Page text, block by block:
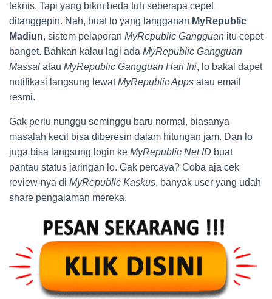
teknis. Tapi yang bikin beda tuh seberapa cepet
ditanggepin. Nah, buat lo yang langganan MyRepublic
Madiun, sistem pelaporan MyRepublic Gangguan itu cepet
banget. Bahkan kalau lagi ada MyRepublic Gangguan
Massal atau MyRepublic Gangguan Hari Ini, lo bakal dapet
notifikasi langsung lewatMyRepublic Apps atau email
resmi.
Gak perlu nunggu seminggu baru normal, biasanya
masalah kecil bisa diberesin dalam hitungan jam. Dan lo
juga bisa langsung login ke MyRepublic Net ID buat
pantau status jaringan lo. Gak percaya? Coba aja cek
review-nya di MyRepublic Kaskus, banyak user yang udah
share pengalaman mereka.